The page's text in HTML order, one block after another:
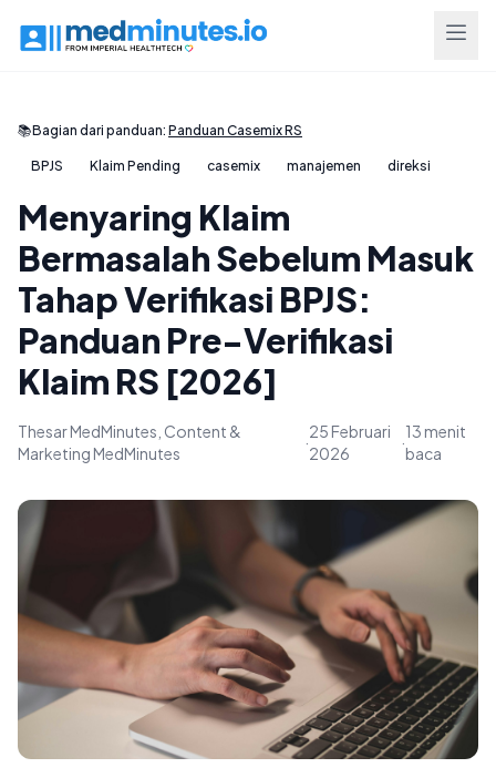
📚Bagian dari panduan: Panduan Casemix RS
BPJS Klaim Pending casemix manajemen direksi
Menyaring Klaim
Bermasalah Sebelum Masuk
Tahap Verifikasi BPJS:
Panduan Pre-Verifikasi
Klaim RS [2026]
Thesar MedMinutes, Content &
Marketing MedMinutes
·
25 Februari
2026
·
13 menit
baca